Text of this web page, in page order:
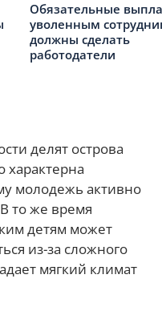
Обязательные
уволенным
должны сделать
работодатели
делят острова
характерна
молодежь активно
то же время
детям может
из-за сложного
мягкий климат